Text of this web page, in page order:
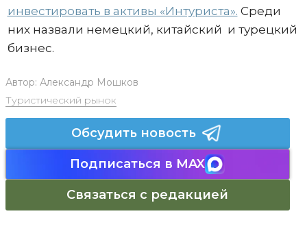
инвестировать в активы «Интуриста». Среди
них назвали немецкий, китайский и турецкий
бизнес.
Автор: Александр Мошков
Туристический рынок
Обсудить новость
Подписаться в MAX
Связаться с редакцией